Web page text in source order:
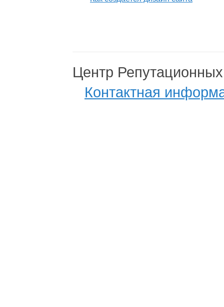
Центр
Контактная